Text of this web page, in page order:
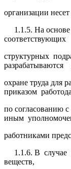
организации несет
1.1.5. На основе
соответствующих
структурных
охране труда для
приказом
по согласованию
иным
работниками
1.1.6. В случае
веществ,